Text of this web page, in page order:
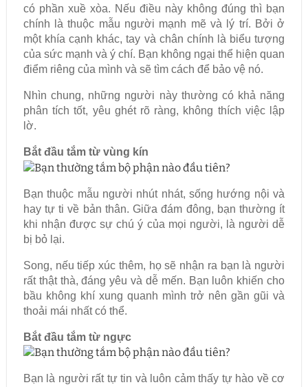
có phần xuề xòa. Nếu điều này không đúng thì bạn
chính là thuộc mẫu người mạnh mẽ và lý trí. Bởi ở
một khía cạnh khác, tay và chân chính là biểu tượng
của sức mạnh và ý chí. Bạn không ngại thể hiện quan
điểm riêng của mình và sẽ tìm cách để bảo vệ nó.
Nhìn chung, những người này thường có khả năng
phân tích tốt, yêu ghét rõ ràng, không thích việc lập
lờ.
Bắt đầu tắm từ vùng kín
Bạn thuộc mẫu người nhút nhát, sống hướng nội và
hay tự ti về bản thân. Giữa đám đông, bạn thường ít
khi nhận được sự chú ý của mọi người, là người dễ
bị bỏ lại.
Song, nếu tiếp xúc thêm, họ sẽ nhận ra bạn là người
rất thật thà, đáng yêu và dễ mến. Bạn luôn khiến cho
bầu không khí xung quanh mình trở nên gần gũi và
thoải mái nhất có thể.
Bắt đầu tắm từ ngực
Bạn là người rất tự tin và luôn cảm thấy tự hào về cơ